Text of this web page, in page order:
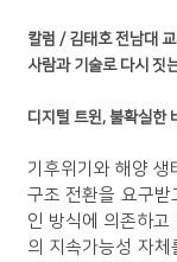
칼럼 / 김태호 전남대
사람과 기술로 다시 짓
디지털 트윈, 불확실한
기후위기와 해양 생
구조 전환을 요구받
인 방식에 의존하
의 지속가능성 자